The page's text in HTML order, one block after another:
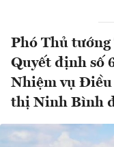
Phó Thủ
Quyết định số
Nhiệm vụ Điều
thị Ninh Bình